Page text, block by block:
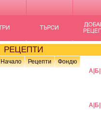
РЕЦЕПТИ
Начало Рецепти
Фондю
А Б
А Б